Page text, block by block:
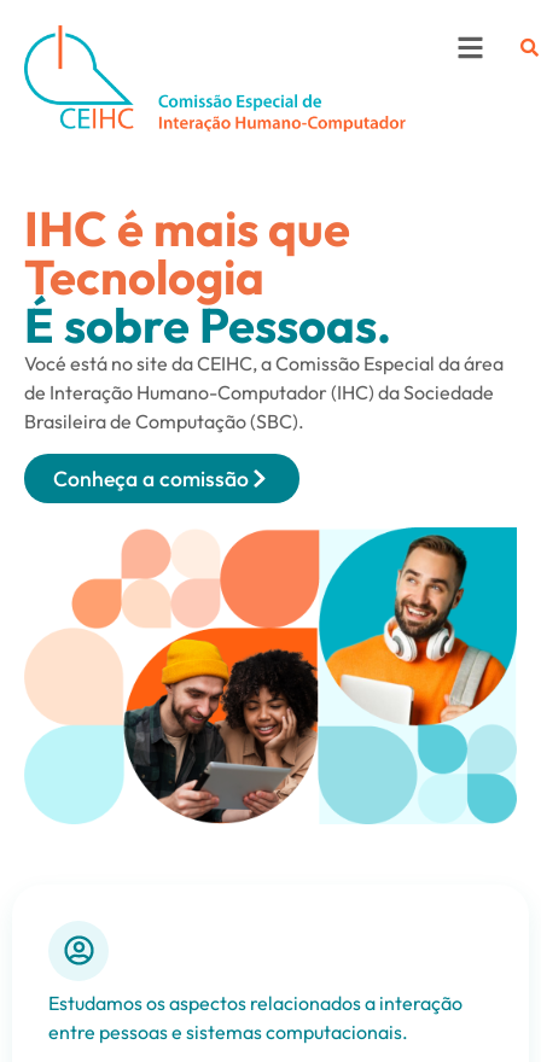
IHC é mais que
Tecnologia
É sobre Pessoas.
Vocé está no site da CEIHC, a Comissão Especial da área
de Interação Humano-Computador (IHC) da Sociedade
Brasileira de Computação (SBC).
Conheça a comissão
Estudamos os aspectos relacionados a interação
entre pessoas e sistemas computacionais.